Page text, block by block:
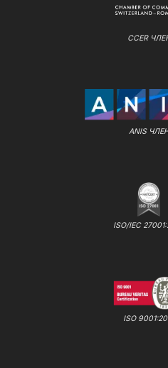
CCER
ANIS
ISO/IEC
ISO